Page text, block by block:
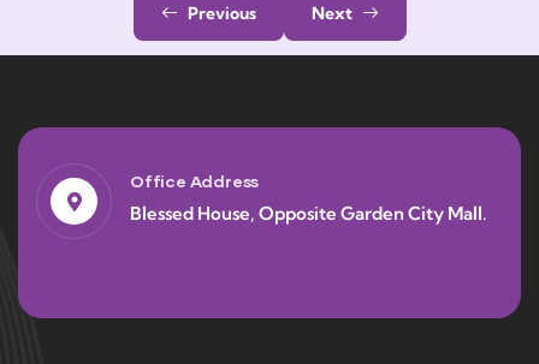
Previous Next
Office Address
Blessed House, Opposite Garden City Mall.